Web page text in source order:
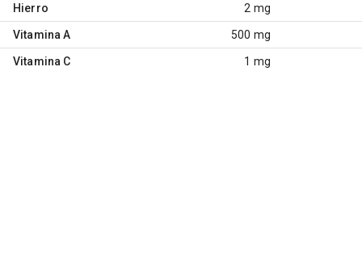
Hierro 2 mg
Vitamina A 500 mg
Vitamina C 1 mg